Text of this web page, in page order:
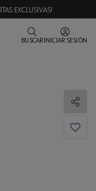
EXCLUSIVAS!
BUSCAR INICIAR SESIÓN